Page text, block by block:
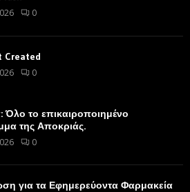
0
Created
0
Όλο το επικαιροποιημένο
της Αποκριάς.
0
για τα Εφημερεύοντα Φαρμακεία